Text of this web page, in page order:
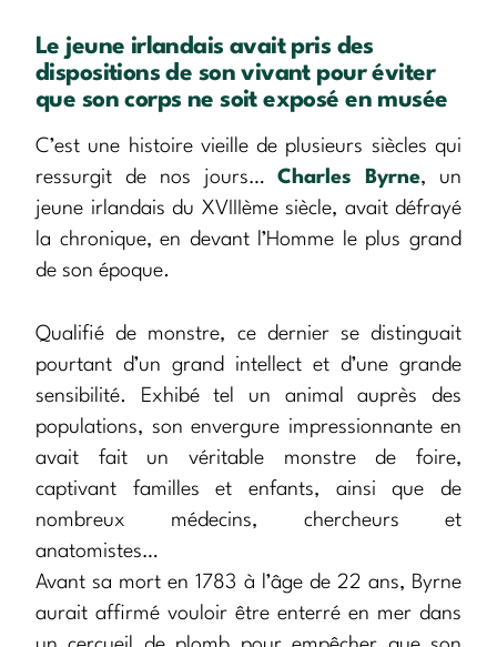
Le jeune irlandais avait pris des
dispositions de son vivant pour éviter
que son corps ne soit exposé en musée
C’est une histoire vieille de plusieurs siècles qui
ressurgit de nos jours…Charles Byrne, un
jeune irlandais du XVIIIème siècle, avait défrayé
la chronique, en devant l’Homme le plus grand
de son époque.
Qualifié de monstre, ce dernier se distinguait
pourtant d’un grand intellect et d’une grande
sensibilité. Exhibé tel un animal auprès des
populations, son envergure impressionnante en
avait fait un véritable monstre de foire,
captivant familles et enfants, ainsi que de
nombreux médecins, chercheurs et
anatomistes…
Avant sa mort en 1783 à l’âge de 22 ans, Byrne
aurait affirmé vouloir être enterré en mer dans